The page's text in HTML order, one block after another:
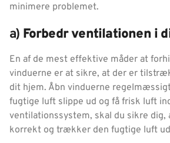
minimere problemet.
a) Forbedr ventilationen i
En af de mest effektive måder at
vinduerne er at sikre, at der er
dit hjem. Åbn vinduerne
fugtige luft slippe ud og få frisk luft
ventilationssystem, skal du sikre dig,
korrekt og trækker den fugtige luft